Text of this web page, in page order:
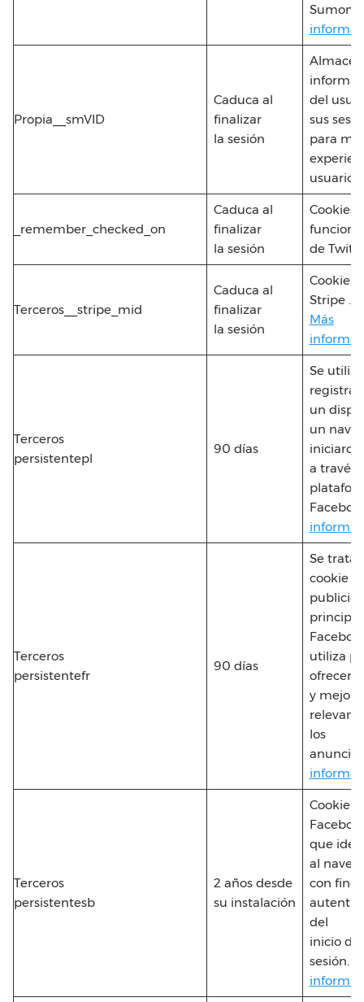
Propia__smVID
Caduca al
finalizar
la sesión
del
sus
para
usuario.
_remember_checked_on
Caduca al
finalizar
la sesión
Cookies
de
Terceros__stripe_mid
Caduca al
finalizar
la sesión
Cookie
Stripe .
Más
Terceros
persistentepl
90 días
Se
registrar
un
un
iniciaron
a través
Terceros
persistentefr
90 días
Se trata
cookie
utiliza
ofrecer,
y
los
Terceros
persistentesb
2 años desde
su instalación
Cookie
que
al
con
del
inicio de
sesión.